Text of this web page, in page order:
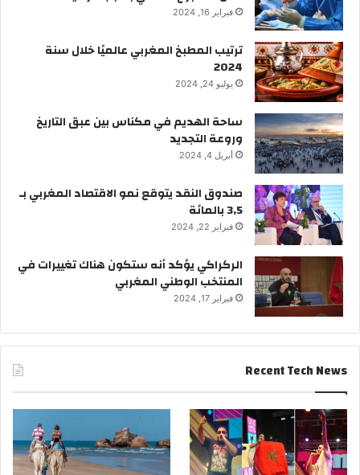
فبراير 16, 2024
ترتيب المطبخ المغربي عالميًا خلال سنة
2024
يوليو 24, 2024
ساحة الهديم في مكناس بين عبق التاريخ
وروعة التجديد
أبريل 4, 2024
صندوق النقد يتوقع نمو الاقتصاد المغربي بـ
3,5 بالمائة
فبراير 22, 2024
الركراكي يؤكد أنه ستكون هناك تغييرات في
المنتخب الوطني المغربي
فبراير 17, 2024
Recent Tech News